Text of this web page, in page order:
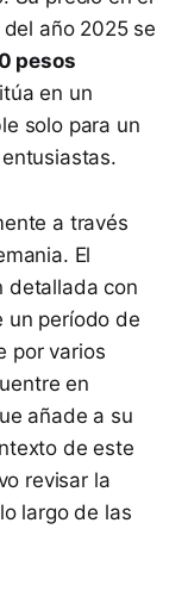
año 2025 se
pesos
en un
solo para un
a través
El
detallada con
un período de
por varios
en
añade a su
de este
revisar la
largo de las